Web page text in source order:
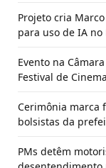
Projeto cria
para uso de IA no
Evento na
Festival de
Cerimônia marca
bolsistas da
PMs detêm